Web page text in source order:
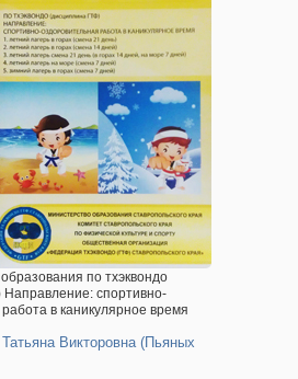
по тхэквондо
спортивно-
в каникулярное время
Викторовна (Пьяных